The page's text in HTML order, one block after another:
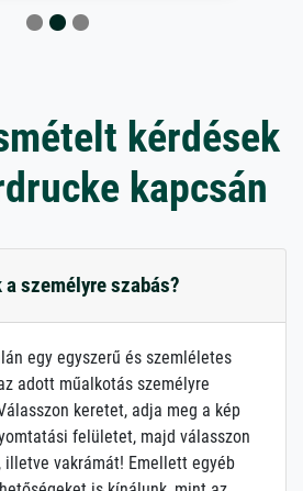
kérdések
kapcsán
személyre szabás?
egy egyszerű és szemléletes
adott műalkotás személyre
keretet, adja meg a kép
felületet, majd válasszon
vakrámát! Emellett egyéb